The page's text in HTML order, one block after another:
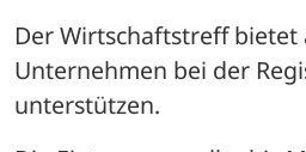
Der Wirtschaftstreff bietet
Unternehmen bei der
unterstützen.